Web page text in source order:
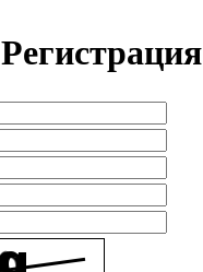
Регистрация